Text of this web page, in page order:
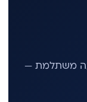
משתלמת —